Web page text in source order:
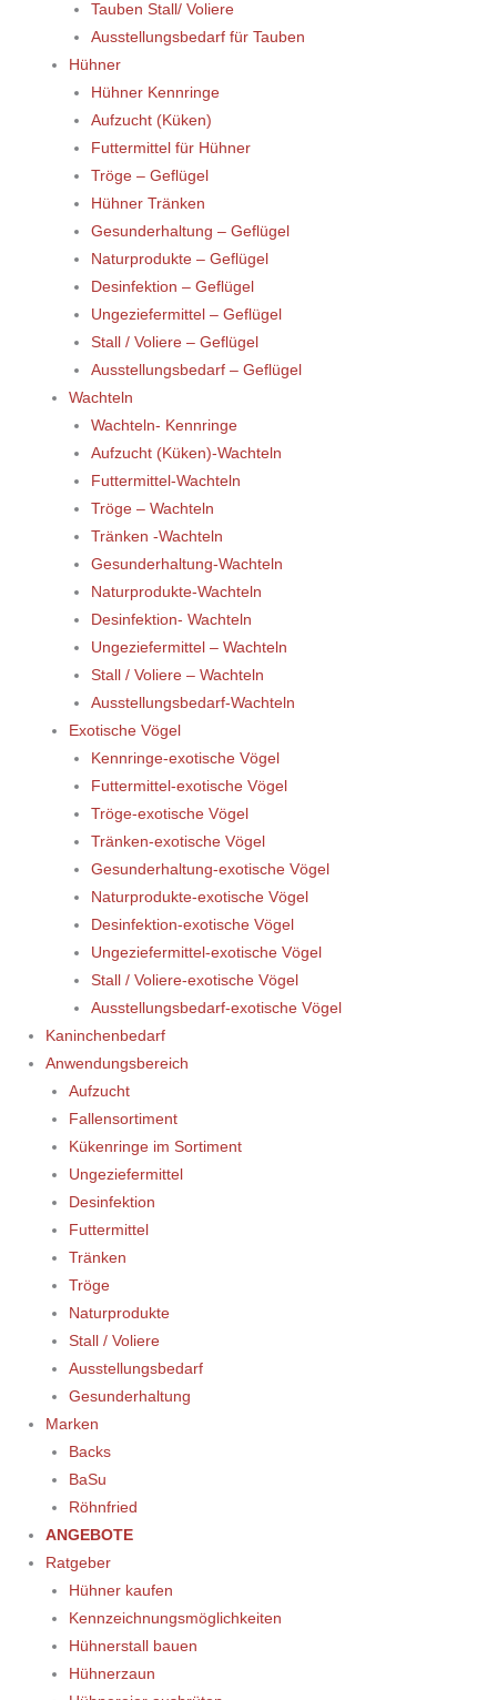
Tauben Stall/ Voliere
Ausstellungsbedarf für Tauben
Hühner
Hühner Kennringe
Aufzucht (Küken)
Futtermittel für Hühner
Tröge – Geflügel
Hühner Tränken
Gesunderhaltung – Geflügel
Naturprodukte – Geflügel
Desinfektion – Geflügel
Ungeziefermittel – Geflügel
Stall / Voliere – Geflügel
Ausstellungsbedarf – Geflügel
Wachteln
Wachteln- Kennringe
Aufzucht (Küken)-Wachteln
Futtermittel-Wachteln
Tröge – Wachteln
Tränken -Wachteln
Gesunderhaltung-Wachteln
Naturprodukte-Wachteln
Desinfektion- Wachteln
Ungeziefermittel – Wachteln
Stall / Voliere – Wachteln
Ausstellungsbedarf-Wachteln
Exotische Vögel
Kennringe-exotische Vögel
Futtermittel-exotische Vögel
Tröge-exotische Vögel
Tränken-exotische Vögel
Gesunderhaltung-exotische Vögel
Naturprodukte-exotische Vögel
Desinfektion-exotische Vögel
Ungeziefermittel-exotische Vögel
Stall / Voliere-exotische Vögel
Ausstellungsbedarf-exotische Vögel
Kaninchenbedarf
Anwendungsbereich
Aufzucht
Fallensortiment
Kükenringe im Sortiment
Ungeziefermittel
Desinfektion
Futtermittel
Tränken
Tröge
Naturprodukte
Stall / Voliere
Ausstellungsbedarf
Gesunderhaltung
Marken
Backs
BaSu
Röhnfried
ANGEBOTE
Ratgeber
Hühner kaufen
Kennzeichnungsmöglichkeiten
Hühnerstall bauen
Hühnerzaun